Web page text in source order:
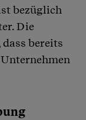
bezüglich
Die
dass bereits
Unternehmen